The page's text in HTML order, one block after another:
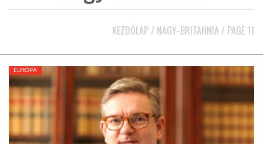
KÖZEL-KELET
AUSZTRÁLIA
KEZDŐLAP / NAGY-BRITANNIA / PAGE 11
EURÓPA